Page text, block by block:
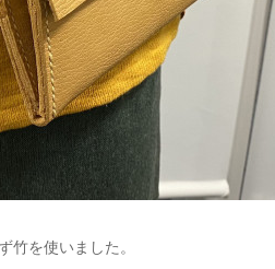
を使いました。